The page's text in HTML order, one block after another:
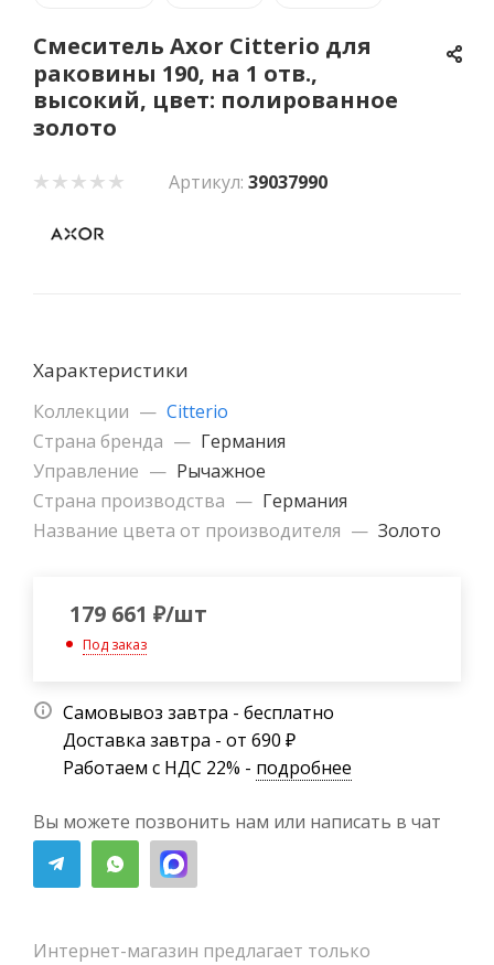
Смеситель Axor Citterio для
раковины 190, на 1 отв.,
высокий, цвет: полированное
золото
Артикул: 39037990
Характеристики
Коллекции — Citterio
Страна бренда — Германия
Управление — Рычажное
Страна производства — Германия
Название цвета от производителя — Золото
179 661 ₽/шт
Под заказ
Самовывоз завтра - бесплатно
Доставка завтра - от 690 ₽
Работаем с НДС 22% - подробнее
Вы можете позвонить нам или написать в чат
Интернет-магазин предлагает только